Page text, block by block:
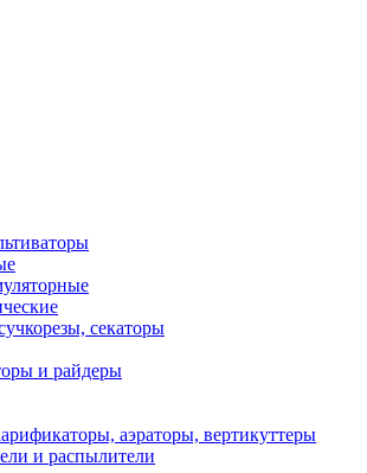
секаторы
и райдеры
аэраторы, вертикуттеры
и распылители